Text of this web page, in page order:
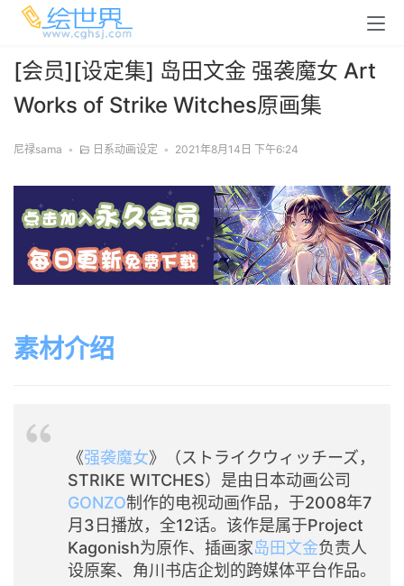
[会员][设定集] 岛田文金 强袭魔女 Art
Works of Strike Witches原画集
尼禄sama • 日系动画设定 • 2021年8月14日 下午6:24
素材介绍
《强袭魔女》（ストライクウィッチーズ，
STRIKE WITCHES）是由日本动画公司
GONZO制作的电视动画作品，于2008年7
月3日播放，全12话。该作是属于Project
Kagonish为原作、插画家岛田文金负责人
设原案、角川书店企划的跨媒体平台作品。